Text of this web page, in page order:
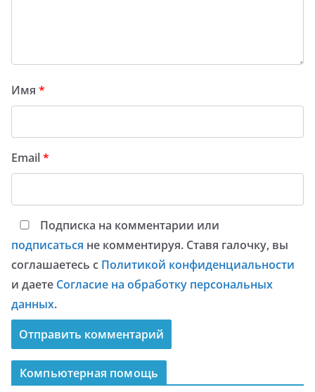
Имя *
Email*
Подписка на комментарии или
подписаться не комментируя. Ставя галочку, вы
соглашаетесь с Политикой конфиденциальности
и даете Согласие на обработку персональных
данных.
Компьютерная помощь